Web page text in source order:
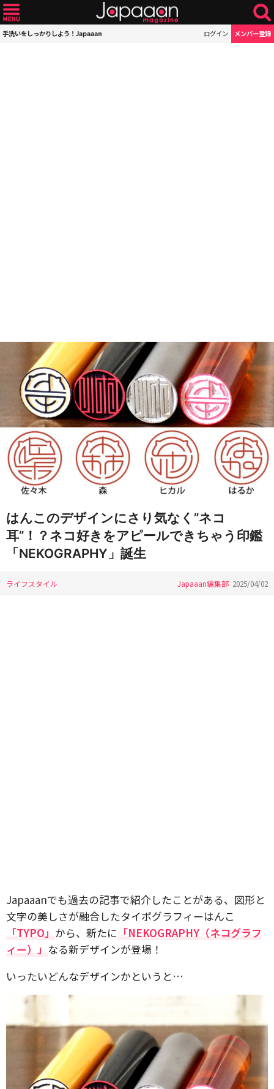
手洗いをしっかりしよう！Japaaan ログイン メンバー登録
はんこのデザインにさり気なく”ネコ
耳”！？ネコ好きをアピールできちゃう印鑑
「NEKOGRAPHY」誕生
ライフスタイル Japaaan編集部 2025/04/02
Japaaanでも過去の記事で紹介したことがある、図形と
文字の美しさが融合したタイポグラフィーはんこ
「TYPO」 から、新たに 「NEKOGRAPHY（ネコグラフ
ィー）」 なる新デザインが登場！
いったいどんなデザインかというと…